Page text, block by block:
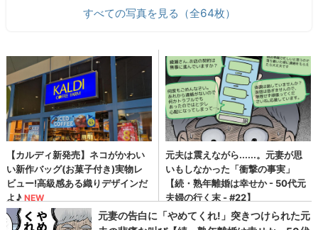
すべての写真を見る（全64枚）